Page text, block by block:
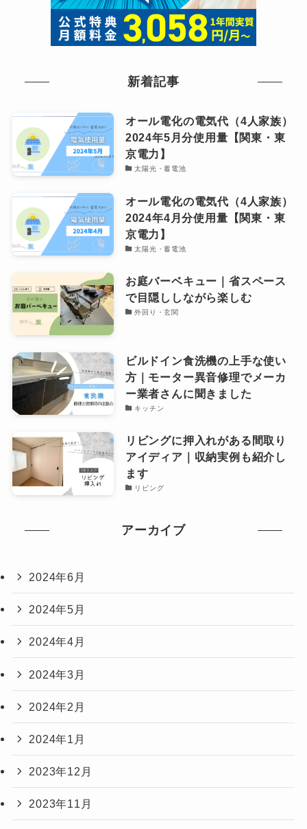
新着記事
オール電化の電気代（4人家族）
2024年5月分使用量【関東・東
京電力】
太陽光・蓄電池
オール電化の電気代（4人家族）
2024年4月分使用量【関東・東
京電力】
太陽光・蓄電池
お庭バーベキュー｜省スペース
で目隠ししながら楽しむ
外回り・玄関
ビルドイン食洗機の上手な使い
方｜モーター異音修理でメーカ
ー業者さんに聞きました
キッチン
リビングに押入れがある間取り
アイディア｜収納実例も紹介し
ます
リビング
アーカイブ
2024年6月
2024年5月
2024年4月
2024年3月
2024年2月
2024年1月
2023年12月
2023年11月